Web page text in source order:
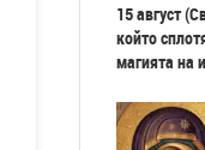
15 август
който
магията на